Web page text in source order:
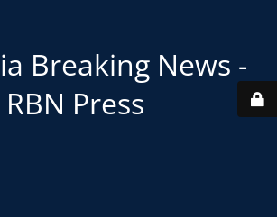
Breaking News -
RBN Press